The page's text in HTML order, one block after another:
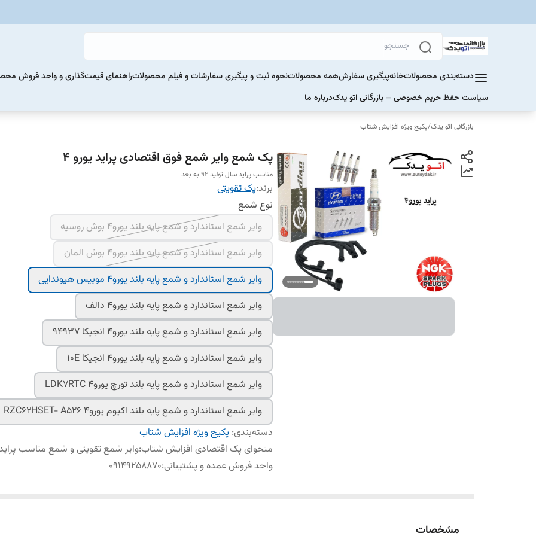
دسته‌بندی محصولاتخانهپیگیری سفارشهمه محصولاتنحوه ثبت و پیگیری سفارشات و فیلم محصولاتراهنمای قیمت‌گذاری و واحد فروش
سیاست حفظ حریم خصوصی – بازرگانی اتو یدکدرباره ما
بازرگانی اتو یدک/پکیج ویژه افزایش شتاب
پک شمع وایر شمع فوق اقتصادی پراید یورو 4
مناسب پراید سال تولید 92 به بعد
برند:پک تقویتی
نوع شمع
وایر شمع استاندارد و شمع پایه بلند یورو4 بوش روسیه
وایر شمع استاندارد و شمع پایه بلند یورو4 بوش المان
وایر شمع استاندارد و شمع پایه بلند یورو4 موبیس هیوندایی
وایر شمع استاندارد و شمع پایه بلند یورو4 دالف
وایر شمع استاندارد و شمع پایه بلند یورو4 انجیکا 94937
وایر شمع استاندارد و شمع پایه بلند یورو4 انجیکا 10E
وایر شمع استاندارد و شمع پایه بلند تورچ یورو4 LDK7RTC
وایر شمع استاندارد و شمع پایه بلند اکیوم یورو4 RZC62HSET- A526
دسته‌بندی: پکیج ویژه افزایش شتاب
متحوای پک اقتصادی افزایش شتاب:وایر شمع تقویتی و شمع مناسب پراید
واحد فروش عمده و پشتیبانی:
09149258870
مشخصات